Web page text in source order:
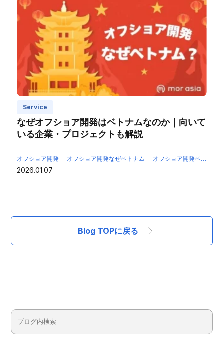
Service
なぜオフショア開発はベトナムなのか｜向いて
いる企業・プロジェクトも解説
オフショア開発 オフショア開発なぜベトナム オフショア開発ベトナム
2026.01.07
Blog TOPに戻る